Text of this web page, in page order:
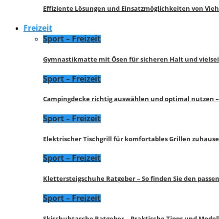
Effiziente Lösungen und Einsatzmöglichkeiten von
Freizeit
Sport – Freizeit
Gymnastikmatte mit Ösen für sicheren Halt und
Sport – Freizeit
Campingdecke richtig auswählen und optimal nutzen
Sport – Freizeit
Elektrischer Tischgrill für komfortables Grillen
Sport – Freizeit
Klettersteigschuhe Ratgeber – So finden Sie den
Sport – Freizeit